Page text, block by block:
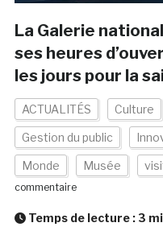
La Galerie
ses heures
les jours pour la
ACTUALITÉS Culture
Gestion du public
Monde Musée
commentaire
Temps de lecture : 3